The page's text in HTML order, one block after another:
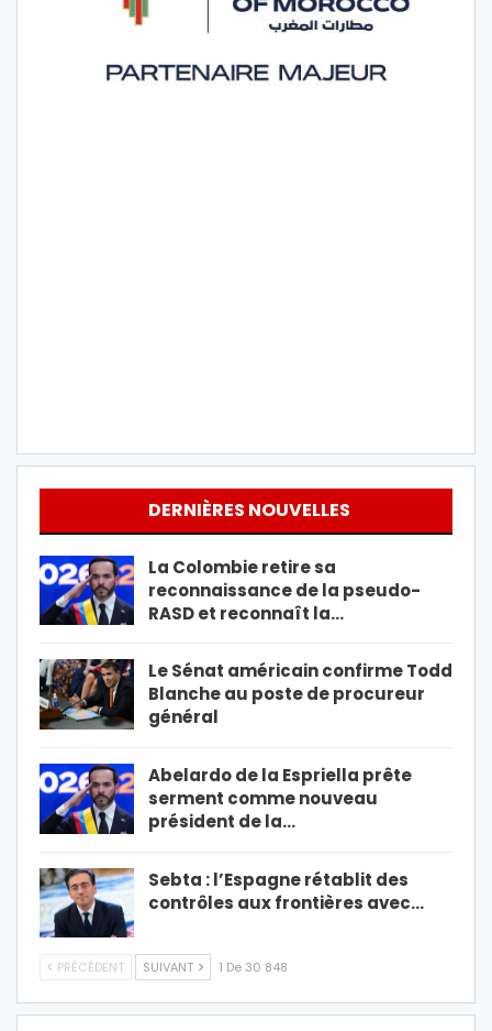
DERNIÈRES NOUVELLES
La Colombie retire sa
reconnaissance de la pseudo-
RASD et reconnaît la…
Le Sénat américain confirme Todd
Blanche au poste de procureur
général
Abelardo de la Espriella prête
serment comme nouveau
président de la…
Sebta : l’Espagne rétablit des
contrôles aux frontières avec…
PRÉCÉDENT SUIVANT 1 De 30 848